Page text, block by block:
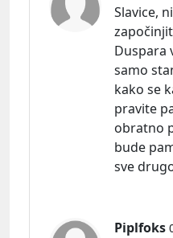
Slavice,
Duspara
samo
kako se
pravite
obratno
bude
sve
Piplfoks